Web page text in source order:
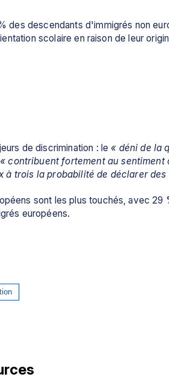
des descendants d'immigrés non
scolaire en raison de leur
de discrimination : le « déni de la
« contribuent fortement au sentiment
à trois la probabilité de déclarer
sont les plus touchés, avec 29
européens.